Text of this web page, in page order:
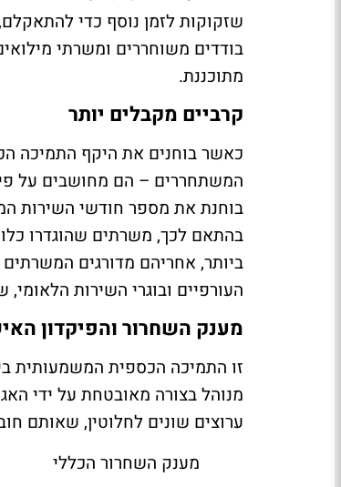
שזקוקות לזמן נוסף כדי
בודדים משוחררים ומשרתי
מתוכננת.
קרביים מקבלים יותר
כאשר בוחנים את היקף התמיכה
המשתחררים – הם מחושבים על
בוחנת את מספר חודשי השירות
בהתאם לכך, משרתים שהוגדרו
ביותר, אחריהם מדורגים
העורפיים ובוגרי השירות
מענק השחרור והפיקדון
זו התמיכה הכספית המשמעותית
מנוהל בצורה מאובטחת על ידי
ערוצים שונים לחלוטין, שאותם
מענק השחרור הכללי